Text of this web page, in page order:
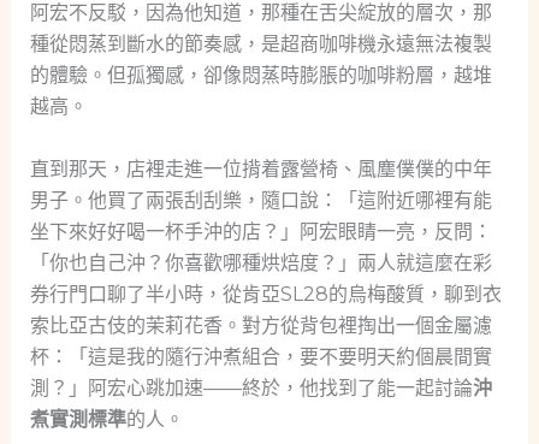
阿宏不反駁，因為他知道，那種在舌尖綻放的層次，那
種從悶蒸到斷水的節奏感，是超商咖啡機永遠無法複製
的體驗。但孤獨感，卻像悶蒸時膨脹的咖啡粉層，越堆
越高。
直到那天，店裡走進一位揹着露營椅、風塵僕僕的中年
男子。他買了兩張刮刮樂，隨口說：「這附近哪裡有能
坐下來好好喝一杯手沖的店？」阿宏眼睛一亮，反問：
「你也自己沖？你喜歡哪種烘焙度？」兩人就這麼在彩
券行門口聊了半小時，從肯亞SL28的烏梅酸質，聊到衣
索比亞古伎的茉莉花香。對方從背包裡掏出一個金屬濾
杯：「這是我的隨行沖煮組合，要不要明天約個晨間實
測？」阿宏心跳加速——終於，他找到了能一起討論沖
煮實測標準的人。